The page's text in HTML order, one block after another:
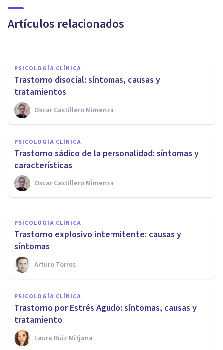
Artículos relacionados
tratamiento
PSICOLOGÍA CLÍNICA
Trastorno disocial: síntomas, causas y
tratamientos
Oscar Castillero Mimenza
PSICOLOGÍA CLÍNICA
Trastorno sádico de la personalidad: síntomas y
características
Oscar Castillero Mimenza
Trastorno de apego reactivo:
síntomas, causas y tratamiento
Oscar Castillero Mimenza
PSICOLOGÍA CLÍNICA
​Trastorno explosivo intermitente: causas y
síntomas
Arturo Torres
PSICOLOGÍA CLÍNICA
Trastorno por Estrés Agudo: síntomas, causas y
tratamiento
Laura Ruiz Mitjana